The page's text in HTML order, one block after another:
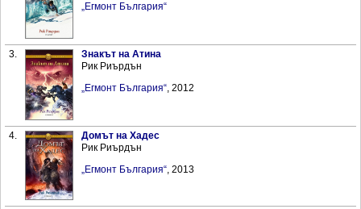
„Егмонт България“
3.
Знакът на Атина
Рик Риърдън
„Егмонт България“, 2012
4.
Домът на Хадес
Рик Риърдън
„Егмонт България“, 2013